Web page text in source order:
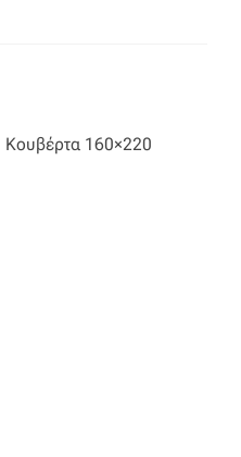
Κουβέρτα 160×220